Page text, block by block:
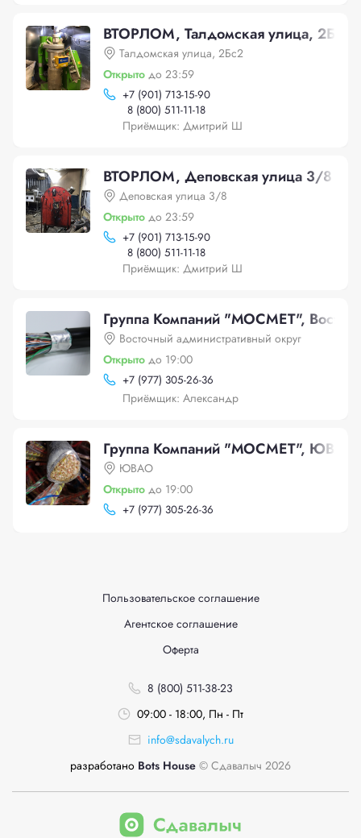
ВТОРЛОМ, Талдомская улица, 2Бс2
Талдомская улица, 2Бс2
Открыто до 23:59
+7 (901) 713-15-90
8 (800) 511-11-18
Приёмщик: Дмитрий Ш
ВТОРЛОМ, Деповская улица 3/8
Деповская улица 3/8
Открыто до 23:59
+7 (901) 713-15-90
8 (800) 511-11-18
Приёмщик: Дмитрий Ш
Группа Компаний "МОСМЕТ",
Восточный административный округ
Открыто до 19:00
+7 (977) 305-26-36
Приёмщик: Александр
Группа Компаний "МОСМЕТ", ЮВАО
ЮВАО
Открыто до 19:00
+7 (977) 305-26-36
Пользовательское соглашение
Агентское соглашение
Оферта
8 (800) 511-38-23
09:00 - 18:00, Пн - Пт
info@sdavalych.ru
разработано Bots House © Сдавалыч 2026